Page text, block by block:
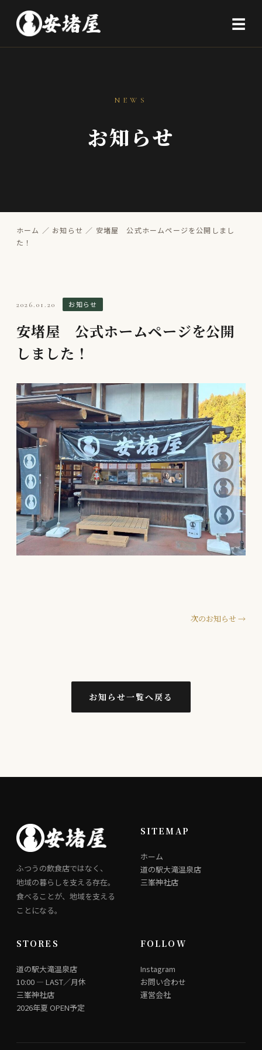
☰
NEWS
お知らせ
ホーム ／ お知らせ ／ 安堵屋 公式ホームページを公開しまし
た！
2026.01.20 お知らせ
安堵屋 公式ホームページを公開
しました！
次のお知らせ →
お知らせ一覧へ戻る
ふつうの飲食店ではなく、
地域の暮らしを支える存在。
食べることが、地域を支える
ことになる。
SITEMAP
ホーム
道の駅大滝温泉店
三峯神社店
STORES
道の駅大滝温泉店
10:00 ― LAST／月休
三峯神社店
2026年夏 OPEN予定
FOLLOW
Instagram
お問い合わせ
運営会社